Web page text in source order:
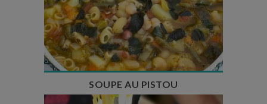
Temps de préparation : 35 min
Temps de cuisson : 1h15
Nombre de couverts : 8
SOUPE AU PISTOU